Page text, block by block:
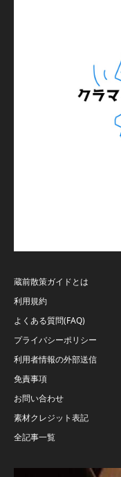
蔵前散策ガイドとは
利用規約
よくある質問(FAQ)
プライバシーポリシー
利用者情報の外部送信
免責事項
お問い合わせ
素材クレジット表記
全記事一覧